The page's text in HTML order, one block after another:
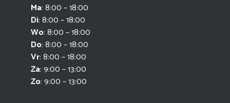
Ma: 8:00 – 18:00
Di: 8:00 – 18:00
Wo: 8:00 – 18:00
Do: 8:00 – 18:00
Vr: 8:00 – 18:00
Za: 9:00 – 13:00
Zo: 9:00 – 13:00